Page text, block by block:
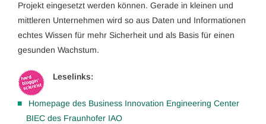
Projekt eingesetzt werden können. Gerade in kleinen und
mittleren Unternehmen wird so aus Daten und Informationen
echtes Wissen für mehr Sicherheit und als Basis für einen
gesunden Wachstum.
Leselinks:
Homepage des Business Innovation Engineering Center
BIEC des Fraunhofer IAO